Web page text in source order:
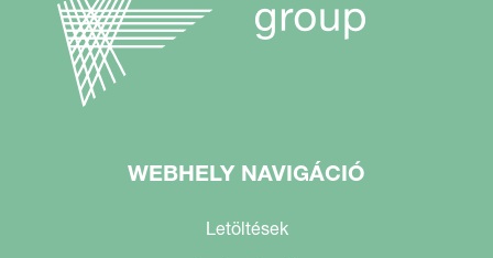
WEBHELY NAVIGÁCIÓ
Letöltések